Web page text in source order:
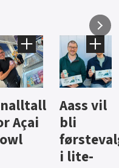
Brus og
jus fra
Berentsen
Hard
iste fra
Hansa